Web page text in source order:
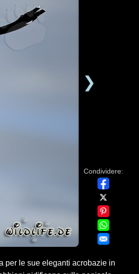
❯
Condividere:
per le sue eleganti acrobazie in